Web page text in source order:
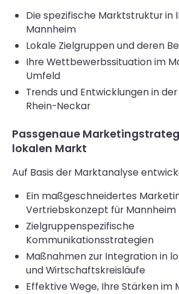
Die spezifische Marktstruktur in
Mannheim
Lokale Zielgruppen und deren
Ihre Wettbewerbssituation im
Umfeld
Trends und Entwicklungen in
Rhein-Neckar
Passgenaue
lokalen Markt
Auf Basis der Marktanalyse
Ein maßgeschneidertes
Vertriebskonzept für Mannheim
Zielgruppenspezifische
Kommunikationsstrategien
Maßnahmen zur Integration in
und Wirtschaftskreisläufe
Effektive Wege, Ihre Stärken im